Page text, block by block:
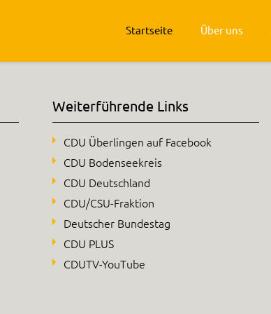
Startseite Über uns
Weiterführende Links
CDU Überlingen auf Facebook
CDU Bodenseekreis
CDU Deutschland
CDU/CSU-Fraktion
Deutscher Bundestag
CDU PLUS
CDUTV-YouTube